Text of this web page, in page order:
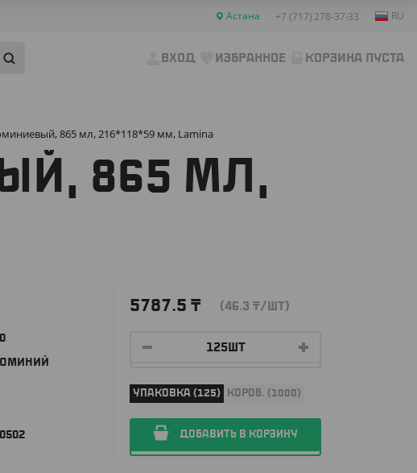
Астана +7 (717) 278-37-33 RU
ВХОД ИЗБРАННОЕ КОРЗИНА ПУСТА
865 мл, 216*118*59 мм, Lamina
865 МЛ,
5787.5 ₸ (46.3 ₸/ШТ)
УПАКОВКА (125) КОРОБ. (1000)
ДОБАВИТЬ В КОРЗИНУ